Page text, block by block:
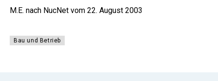
M.E. nach NucNet vom 22. August 2003
Bau und Betrieb